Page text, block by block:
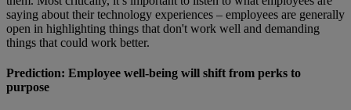
saying about their technology experiences – employees are generally
open in highlighting things that don't work well and demanding
things that could work better.
Prediction: Employee well-being will shift from perks to
purpose